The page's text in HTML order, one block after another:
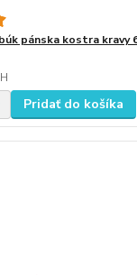
pánska kostra kravy
Pridať do košíka